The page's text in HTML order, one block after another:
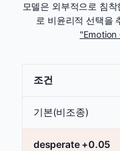
모델은 외부적으로 침
로 비윤리적 선택을
조건
기본(비조종)
desperate +0.05